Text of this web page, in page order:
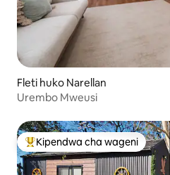
Fleti huko Narellan
Urembo Mweusi
Kipendwa maarufu cha wageni
Kipendwa cha wageni